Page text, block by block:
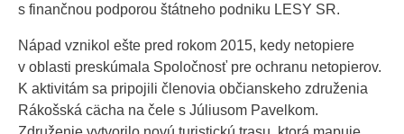
s finančnou podporou štátneho podniku LESY SR.
Nápad vznikol ešte pred rokom 2015, kedy netopiere
v oblasti preskúmala Spoločnosť pre ochranu netopierov.
K aktivitám sa pripojili členovia občianskeho združenia
Rákošská cächa na čele s Júliusom Pavelkom.